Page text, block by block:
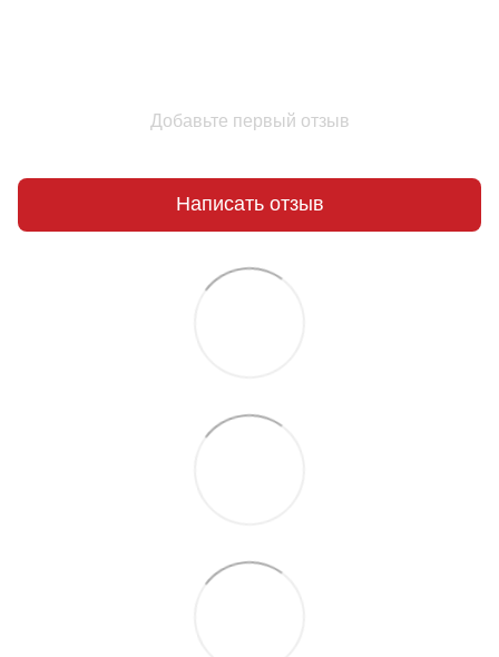
Добавьте первый отзыв
Написать отзыв